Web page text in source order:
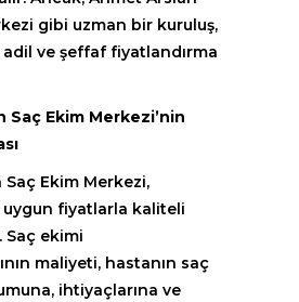
gibi uzman bir kuruluş,
ve şeffaf fiyatlandırma
Saç Ekim Merkezi’nin
Ekim Merkezi,
fiyatlarla kaliteli
Saç ekimi
maliyeti, hastanın saç
ihtiyaçlarına ve